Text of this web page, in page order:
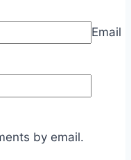
Email
by email.